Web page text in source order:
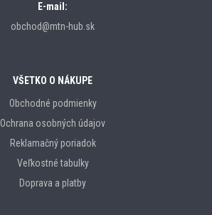
E-mail:
obchod@mtn-hub.sk
VŠETKO O NÁKUPE
Obchodné podmienky
Ochrana osobných údajov
Reklamačný poriadok
Veľkostné tabulky
Doprava a platby